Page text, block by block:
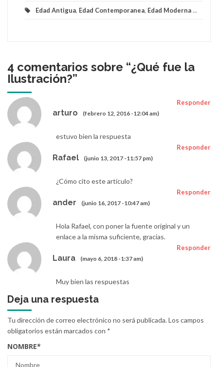
Edad Antigua, Edad Contemporanea, Edad Moderna...
4 comentarios sobre “¿Qué fue la
Ilustración?”
arturo (febrero 12, 2016 -12:04 am)
Responder
estuvo bien la respuesta
Rafael (junio 13, 2017 -11:57 pm)
Responder
¿Cómo cito este artículo?
ander (junio 16, 2017 -10:47 am)
Responder
Hola Rafael, con poner la fuente original y un
enlace a la misma suficiente, gracias.
Laura (mayo 6, 2018 -1:37 am)
Responder
Muy bien las respuestas
Deja una respuesta
Tu dirección de correo electrónico no será publicada.Los campos
obligatorios están marcados con *
NOMBRE*